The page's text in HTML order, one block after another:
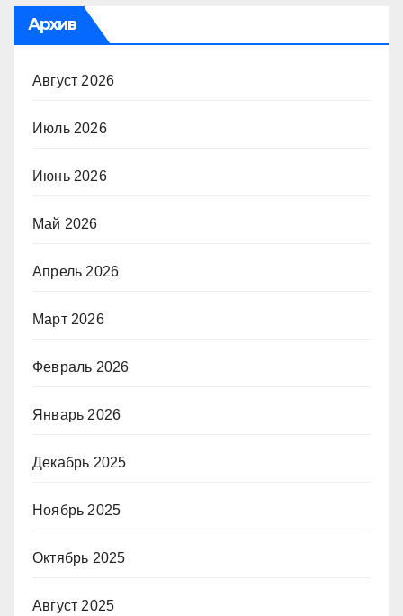
Архив
Август 2026
Июль 2026
Июнь 2026
Май 2026
Апрель 2026
Март 2026
Февраль 2026
Январь 2026
Декабрь 2025
Ноябрь 2025
Октябрь 2025
Август 2025